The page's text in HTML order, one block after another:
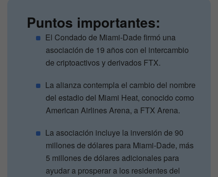
Puntos importantes:
El Condado de Miami-Dade firmó una
asociación de 19 años con el intercambio
de criptoactivos y derivados FTX.
La alianza contempla el cambio del nombre
del estadio del Miami Heat, conocido como
American Airlines Arena, a FTX Arena.
La asociación incluye la inversión de 90
millones de dólares para Miami-Dade, más
5 millones de dólares adicionales para
ayudar a prosperar a los residentes del